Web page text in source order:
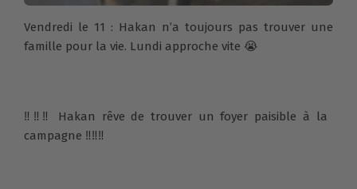
Vendredi le 11 : Hakan n’a toujours pas trouver une
famille pour la vie. Lundi approche vite 😭
‼️‼️‼️ Hakan rêve de trouver un foyer paisible à la
campagne ‼️‼️‼️